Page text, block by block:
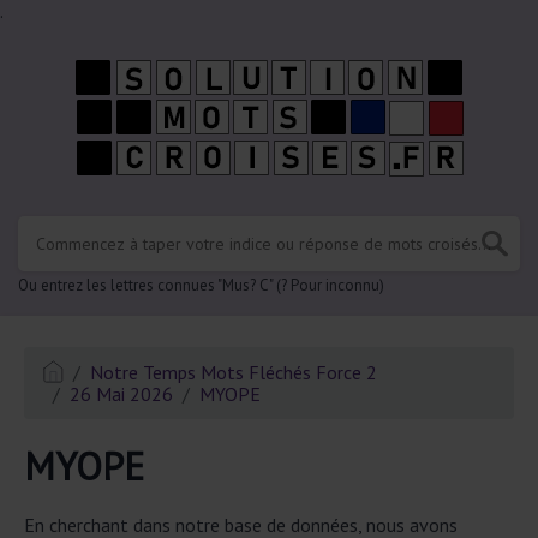
.
Ou entrez les lettres connues "Mus? C" (? Pour inconnu)
Notre Temps Mots Fléchés Force 2
26 Mai 2026
MYOPE
MYOPE
En cherchant dans notre base de données, nous avons